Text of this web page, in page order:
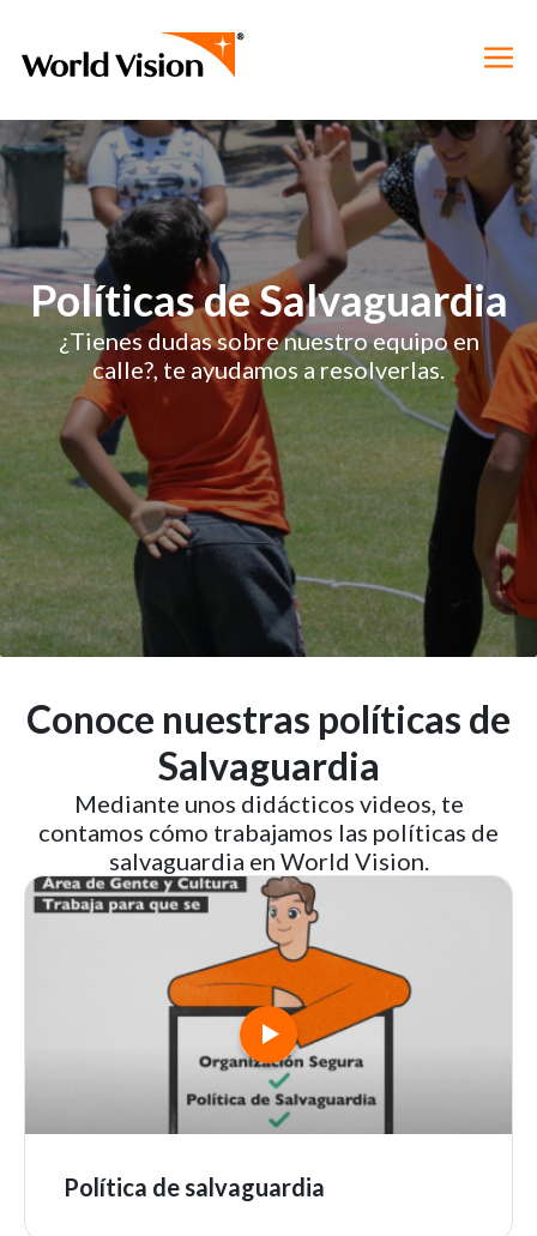
Políticas de Salvaguardia
¿Tienes dudas sobre nuestro equipo en
calle?, te ayudamos a resolverlas.
Conoce nuestras políticas de
Salvaguardia
Mediante unos didácticos videos, te
contamos cómo trabajamos las políticas de
salvaguardia en World Vision.
Política de salvaguardia